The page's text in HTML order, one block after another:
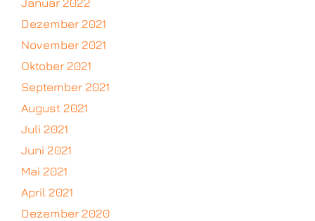
Dezember 2021
November 2021
Oktober 2021
September 2021
August 2021
Juli 2021
Juni 2021
Mai 2021
April 2021
Dezember 2020